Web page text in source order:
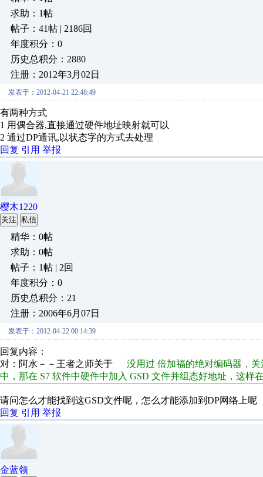
求助：1帖
帖子：41帖 | 2186回
年度积分：0
历史总积分：2880
注册：2012年3月02日
发表于：2012-04-21 22:48:49
有两种方式
1 用偶合器,直接通过硬件地址映射就可以
2 通过DP通讯,以状态字的方式去处理
回复 引用 举报
樱木1220
关注 私信
精华：0帖
求助：0帖
帖子：1帖 | 2回
年度积分：0
历史总积分：21
注册：2006年6月07日
发表于：2012-04-22 00:14:39
回复内容：
对：阿水－－王者之师关于 没用过 倍加福的绝对编码器，关
中，那在 S7 软件中硬件中加入 GSD 文件并组态好地址，这样
请问怎么才能找到这GSD文件呢，怎么才能添加到DP网络上呢
回复 引用 举报
金蓝领